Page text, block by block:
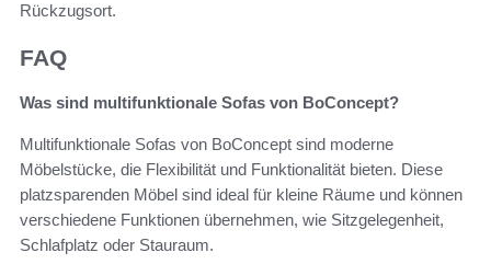
Rückzugsort.
FAQ
Was sind multifunktionale Sofas von BoConcept?
Multifunktionale Sofas von BoConcept sind moderne
Möbelstücke, die Flexibilität und Funktionalität bieten. Diese
platzsparenden Möbel sind ideal für kleine Räume und können
verschiedene Funktionen übernehmen, wie Sitzgelegenheit,
Schlafplatz oder Stauraum.